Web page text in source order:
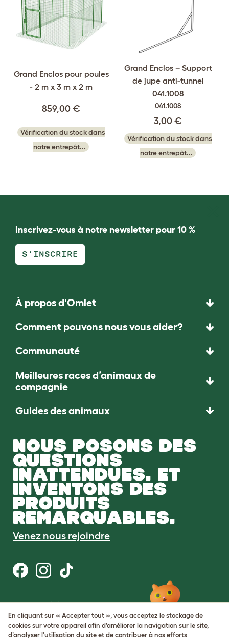
Grand Enclos pour poules
- 2 m x 3 m x 2 m
859,00 €
Vérification du stock dans
notre entrepôt...
Grand Enclos – Support
de jupe anti-tunnel
041.1008
041.1008
3,00 €
Vérification du stock dans
notre entrepôt...
Inscrivez-vous à notre newsletter pour 10 %
S'INSCRIRE
À propos d'Omlet
Comment pouvons nous vous aider?
Communauté
Meilleures races d’animaux de
compagnie
Guides des animaux
NOUS POSONS DES
QUESTIONS
INATTENDUES. ET
INVENTONS DES
PRODUITS
REMARQUABLES.
Venez nous rejoindre
Conditions générales
Protection de la vie privée et cookies
Cookie Settings
Plan du site
En cliquant sur « Accepter tout », vous acceptez le stockage de
cookies sur votre appareil afin d’améliorer la navigation sur le site,
d’analyser l’utilisation du site et de contribuer à nos efforts